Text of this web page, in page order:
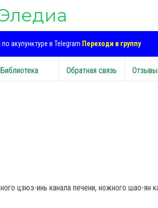
акупунктуре в Telegram Переходи в группу
Библиотека Обратная связь
цзюэ-инь канала печени, ножного шао-ян